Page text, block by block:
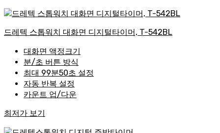
드레텍 스톱워치 대화면 디지털타이머, T-542BL
대화면 액정크기
분/초 버튼 방식
최대 99분50초 설정
자동 반복 설정
카운트 업/다운
최저가 보기